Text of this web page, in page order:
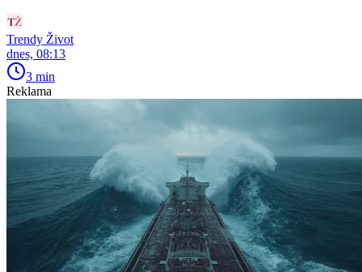
Trendy Život
dnes, 08:13
3 min
Reklama